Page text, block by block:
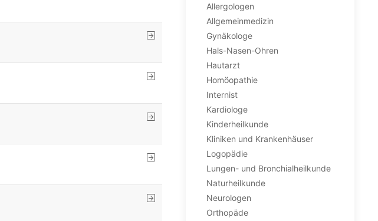
Allergologen
Allgemeinmedizin
Gynäkologe
Hals-Nasen-Ohren
Hautarzt
Homöopathie
Internist
Kardiologe
Kinderheilkunde
Kliniken und Krankenhäuser
Logopädie
Lungen- und Bronchialheilkunde
Naturheilkunde
Neurologen
Orthopäde